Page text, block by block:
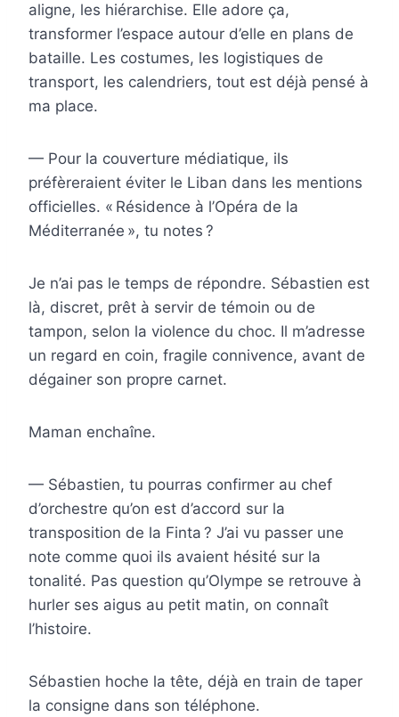
aligne, les hiérarchise. Elle adore ça,
transformer l’espace autour d’elle en plans de
bataille. Les costumes, les logistiques de
transport, les calendriers, tout est déjà pensé à
ma place.
— Pour la couverture médiatique, ils
préfèreraient éviter le Liban dans les mentions
officielles. « Résidence à l’Opéra de la
Méditerranée », tu notes ?
Je n’ai pas le temps de répondre. Sébastien est
là, discret, prêt à servir de témoin ou de
tampon, selon la violence du choc. Il m’adresse
un regard en coin, fragile connivence, avant de
dégainer son propre carnet.
Maman enchaîne.
— Sébastien, tu pourras confirmer au chef
d’orchestre qu’on est d’accord sur la
transposition de la Finta ? J’ai vu passer une
note comme quoi ils avaient hésité sur la
tonalité. Pas question qu’Olympe se retrouve à
hurler ses aigus au petit matin, on connaît
l’histoire.
Sébastien hoche la tête, déjà en train de taper
la consigne dans son téléphone.